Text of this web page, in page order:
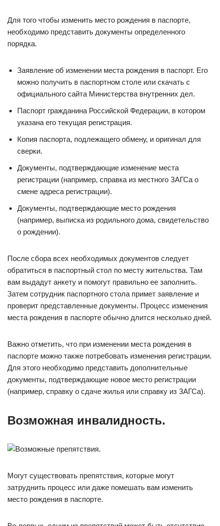
Для того чтобы изменить место рождения в паспорте,
необходимо представить документы определенного
порядка.
Заявление об изменении места рождения в паспорт. Его
можно получить в паспортном столе или скачать с
официального сайта Министерства внутренних дел.
Паспорт гражданина Российской Федерации, в котором
указана его текущая регистрация.
Копия паспорта, подлежащего обмену, и оригинал для
сверки.
Документы, подтверждающие изменение места
регистрации (например, справка из местного ЗАГСа о
смене адреса регистрации).
Документы, подтверждающие место рождения
(например, выписка из родильного дома, свидетельство
о рождении).
После сбора всех необходимых документов следует
обратиться в паспортный стол по месту жительства. Там
вам выдадут анкету и помогут правильно ее заполнить.
Затем сотрудник паспортного стола примет заявление и
проверит представленные документы. Процесс изменения
места рождения в паспорте обычно длится несколько дней.
Важно отметить, что при изменении места рождения в
паспорте можно также потребовать изменения регистрации.
Для этого необходимо представить дополнительные
документы, подтверждающие новое место регистрации
(например, справку о сдаче жилья или справку из ЗАГСа).
Возможная инвалидность.
Могут существовать препятствия, которые могут
затруднить процесс или даже помешать вам изменить
место рождения в паспорте.